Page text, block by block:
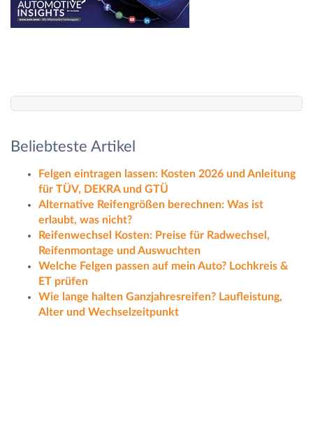
Beliebteste Artikel
Felgen eintragen lassen: Kosten 2026 und Anleitung
für TÜV, DEKRA und GTÜ
Alternative Reifengrößen berechnen: Was ist
erlaubt, was nicht?
Reifenwechsel Kosten: Preise für Radwechsel,
Reifenmontage und Auswuchten
Welche Felgen passen auf mein Auto? Lochkreis &
ET prüfen
Wie lange halten Ganzjahresreifen? Laufleistung,
Alter und Wechselzeitpunkt